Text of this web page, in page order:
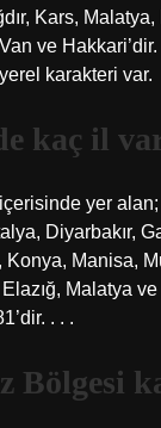
Kars,
ve
karakteri var.
kaç il
içerisinde yer
Diyarbakır,
Manisa,
Malatya
. . .
Bölgesi